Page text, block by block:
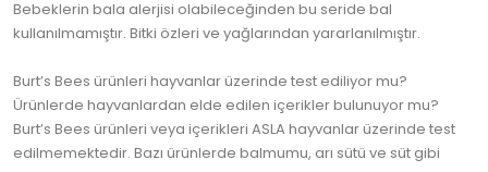
Bebeklerin bala alerjisi olabileceğinden bu seride bal
kullanılmamıştır. Bitki özleri ve yağlarından yararlanılmıştır.
Burt’s Bees ürünleri hayvanlar üzerinde test ediliyor mu?
Ürünlerde hayvanlardan elde edilen içerikler bulunuyor mu?
Burt’s Bees ürünleri veya içerikleri ASLA hayvanlar üzerinde test
edilmemektedir. Bazı ürünlerde balmumu, arı sütü ve süt gibi